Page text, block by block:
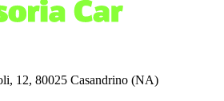
12, 80025 Casandrino (NA)